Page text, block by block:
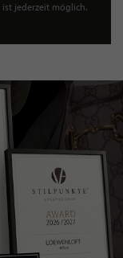
ist jederzeit möglich.